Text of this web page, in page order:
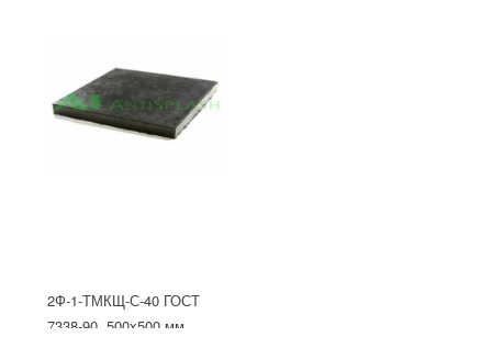
2Ф-1-ТМКЩ-С-40 ГОСТ
7338-90, 500x500 мм